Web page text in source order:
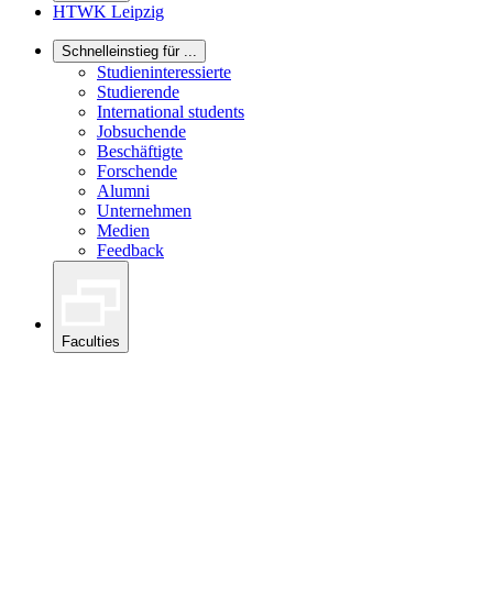
HTWK Leipzig
Schnelleinstieg für ...
Studieninteressierte
Studierende
International students
Jobsuchende
Beschäftigte
Forschende
Alumni
Unternehmen
Medien
Feedback
Faculties